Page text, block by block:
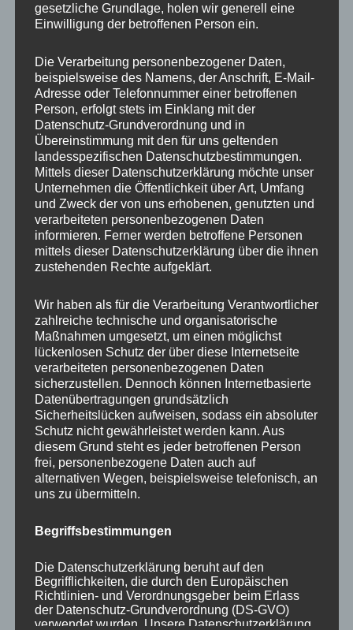
MP Mario Porten
Beratung
Training
Coaching
Impulsvorträge
NEWS ABONNIEREN?
KATEGORIEN
Aktuelle Fakten und Umfragen
Impulse zur persönlichen Reflexion
Naturfoto-Blog
Training und Coaching
gesetzliche Grundlage, holen wir generell eine
Einwilligung der betroffenen Person ein.
Die Verarbeitung personenbezogener Daten,
beispielsweise des Namens, der Anschrift, E-Mail-
Adresse oder Telefonnummer einer betroffenen
Person, erfolgt stets im Einklang mit der
Datenschutz-Grundverordnung und in
Übereinstimmung mit den für uns geltenden
landesspezifischen Datenschutzbestimmungen.
Mittels dieser Datenschutzerklärung möchte unser
Unternehmen die Öffentlichkeit über Art, Umfang
und Zweck der von uns erhobenen, genutzten und
verarbeiteten personenbezogenen Daten
informieren. Ferner werden betroffene Personen
mittels dieser Datenschutzerklärung über die ihnen
zustehenden Rechte aufgeklärt.
Wir haben als für die Verarbeitung Verantwortlicher
zahlreiche technische und organisatorische
Maßnahmen umgesetzt, um einen möglichst
lückenlosen Schutz der über diese Internetseite
verarbeiteten personenbezogenen Daten
sicherzustellen. Dennoch können Internetbasierte
Datenübertragungen grundsätzlich
Sicherheitslücken aufweisen, sodass ein absoluter
Schutz nicht gewährleistet werden kann. Aus
diesem Grund steht es jeder betroffenen Person
frei, personenbezogene Daten auch auf
alternativen Wegen, beispielsweise telefonisch, an
uns zu übermitteln.
Begriffsbestimmungen
Die Datenschutzerklärung beruht auf den
Begrifflichkeiten, die durch den Europäischen
Richtlinien- und Verordnungsgeber beim Erlass
der Datenschutz-Grundverordnung (DS-GVO)
verwendet wurden. Unsere Datenschutzerklärung